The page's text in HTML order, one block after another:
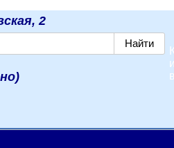
2